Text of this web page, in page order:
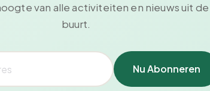
van alle activiteiten en nieuws uit de
buurt.
Nu Abonneren